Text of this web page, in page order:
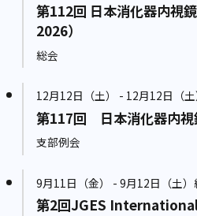
第112回 日本消化器内視
2026）
総会
12月12日（土） - 12月12日（
第117回 日本消化器内視
支部例会
9月11日（金） - 9月12日（土）
第2回JGES